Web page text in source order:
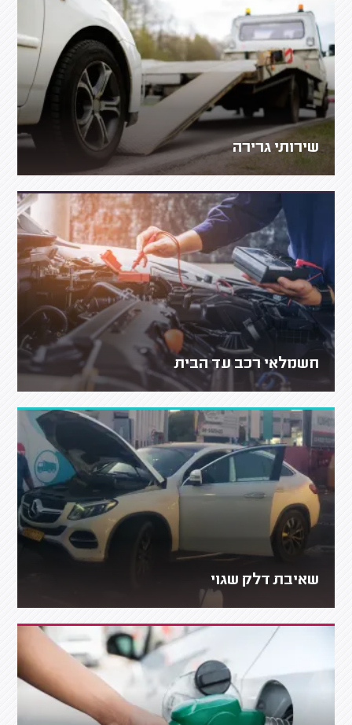
שירותי גרירה
חשמלאי רכב עד הבית
שאיבת דלק שגוי